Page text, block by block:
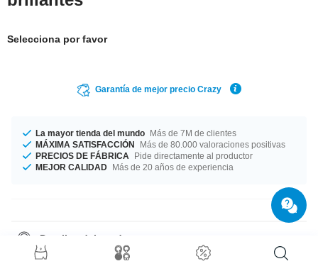
Selecciona por favor
Garantía de mejor precio Crazy
La mayor tienda del mundo Más de 7M de clientes
MÁXIMA SATISFACCIÓN
Más de 80.000 valoraciones positivas
PRECIOS DE FÁBRICA
Pide directamente al productor
MEJOR CALIDAD Más de 20 años de experiencia
Detalles del producto
Grosor de 1.6 mm. Elige tu tamaño desde 10 mm a 18 mm de longitud.